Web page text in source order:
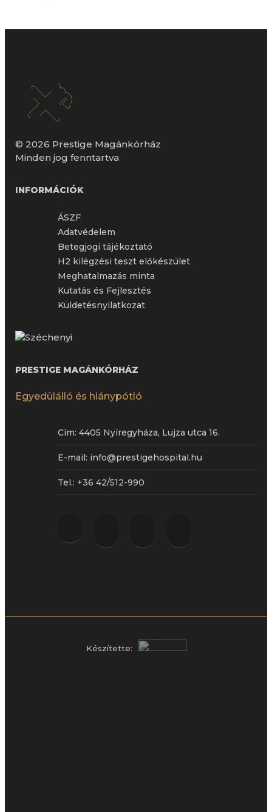
© 2026 Prestige Magánkórház
Minden jog fenntartva
INFORMÁCIÓK
ÁSZF
Adatvédelem
Betegjogi tájékoztató
H2 kilégzési teszt előkészület
Meghatalmazás minta
Kutatás és Fejlesztés
Küldetésnyilatkozat
PRESTIGE MAGÁNKÓRHÁZ
Egyedülálló és hiánypótló
Cím:4405 Nyíregyháza, Lujza utca 16.
E-mail: info@prestigehospital.hu
Tel.: +36 42/512-990
Készítette: